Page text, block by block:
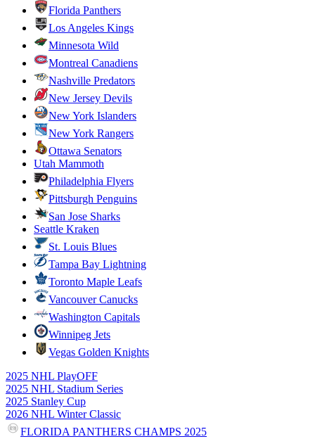
Florida Panthers
Los Angeles Kings
Minnesota Wild
Montreal Canadiens
Nashville Predators
New Jersey Devils
New York Islanders
New York Rangers
Ottawa Senators
Utah Mammoth
Philadelphia Flyers
Pittsburgh Penguins
San Jose Sharks
Seattle Kraken
St. Louis Blues
Tampa Bay Lightning
Toronto Maple Leafs
Vancouver Canucks
Washington Capitals
Winnipeg Jets
Vegas Golden Knights
2025 NHL PlayOFF
2025 NHL Stadium Series
2025 Stanley Cup
2026 NHL Winter Classic
FLORIDA PANTHERS CHAMPS 2025